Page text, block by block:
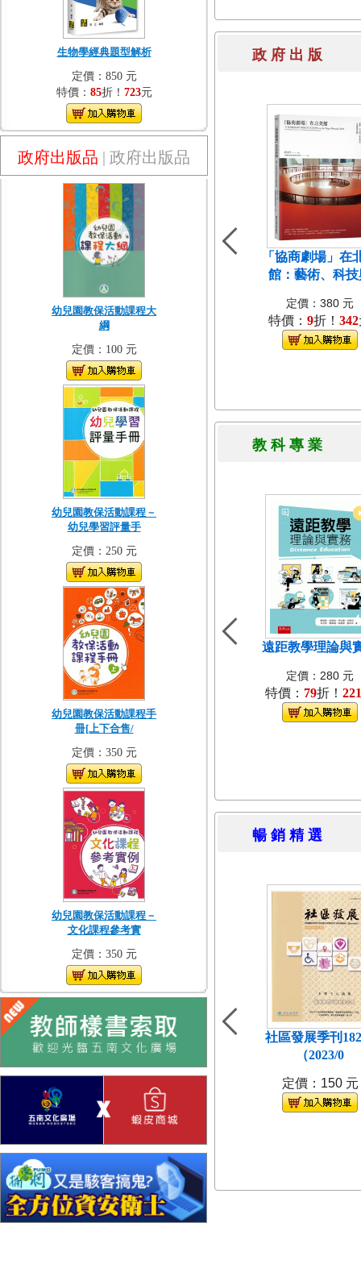
生物學經典題型解析
定價：850 元
特價： 85折！ 723元
政府出版品 | 政府出版品
幼兒園教保活動課程大
綱
定價：100 元
幼兒園教保活動課程－
幼兒學習評量手
定價：250 元
幼兒園教保活動課程手
冊[上下合售/
定價：350 元
幼兒園教保活動課程－
文化課程參考實
定價：350 元
政 府 出
「協商劇場」在
館：藝術、科技
定價：380 元
特價： 9折！ 342
教 科 專
遠距教學理論與
定價：280 元
特價： 79折！ 221
暢 銷 精
社區發展季刊
（2023/0
定價：150 元